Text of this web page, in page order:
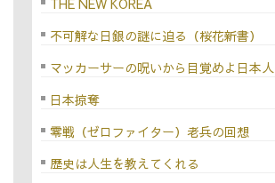
THE NEW KOREA
不可解な日銀の謎に迫る（桜花新書）
マッカーサーの呪いから目覚めよ日本人
日本掠奪
零戦（ゼロファイター）老兵の回想
歴史は人生を教えてくれる